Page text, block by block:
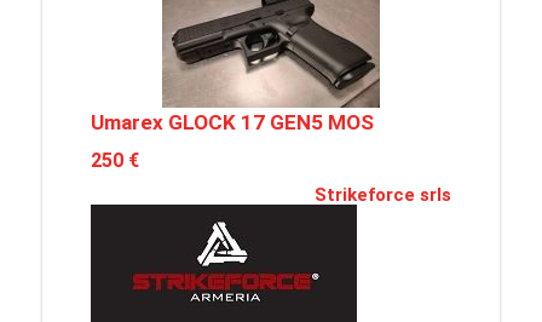
Umarex GLOCK 17 GEN5 MOS
250 €
Strikeforce srls